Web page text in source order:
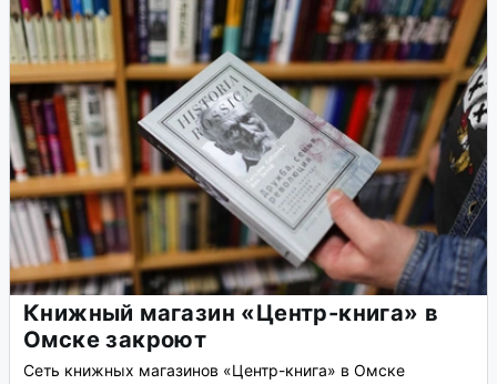
Книжный магазин «Центр-книга» в
Омске закроют
Сеть книжных магазинов «Центр-книга» в Омске